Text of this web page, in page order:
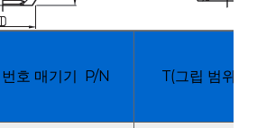
번호 매기기 P/N T(그립 범위)